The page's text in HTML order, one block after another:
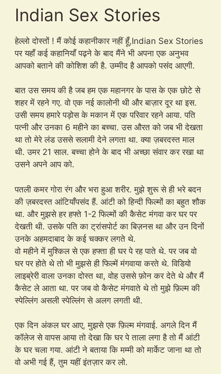
Indian Sex Stories
हेल्लो दोस्तों ! मैं कोई कहानीकार नहीं हूँ,Indian Sex Stories
पर यहाँ कई कहानियाँ पढ़ने के बाद मैंने भी अपना एक अनुभव
आपको बताने की कोशिश की है. उम्मीद है आपको पसंद आएगी.
बात उस समय की है जब हम एक महानगर के पास के एक छोटे से
शहर में रहने गए. वो एक नई कालोनी थी और बाज़ार दूर था इस.
उसी समय हमारे पड़ोस के मकान में एक परिवार रहने आया. पति
पत्नी और उनका 6 महीने का बच्चा. उस औरत को जब भी देखता
था तो मेरे लंड उससे सलामी देने लगता था. क्या ज़बरदस्त माल
थी. उमर 21 साल. बच्चा होने के बाद भी अच्छा संवार कर रखा था
उसने अपने आप को.
पतली कमर गोरा रंग और भरा हुआ शरीर. मुझे शुरू से ही भरे बदन
की ज़बरदस्त आंटियाँपसंद हैं. आंटी को हिन्दी फिल्मों का बहुत शौक
था. और मुझसे हर हफ्ते 1-2 फिल्मों की कैसेट मंगवा कर घर पर
देखती थी. उसके पति का ट्रांसपोर्ट का बिज़नस था और उन दिनों
उनके अहमदाबाद के कई चक्कर लगते थे.
वो महीने में मुश्किल से एक हफ्ता ही घर पे रह पाते थे. पर जब वो
घर पर होते थे तो भी मुझसे ही फिल्में मंगवाया करते थे. विडियो
लाइब्रेरी वाला उनका दोस्त था, वोह उससे फ़ोन कर देते थे और मैं
कैसेट ले आता था. पर जब वो कैसेट मंगवाते थे तो मुझे फ़िल्म की
स्पेल्लिंग असली स्पेल्लिंग से अलग लगती थी.
एक दिन अंकल घर आए, मुझसे एक फ़िल्म मंगवाई. अगले दिन मैं
कॉलेज से वापस आया तो देखा कि घर पे ताला लगा है तो मैं आंटी
के घर चला गया. आंटी ने बताया कि मम्मी को मार्केट जाना था तो
वो अभी गई हैं, तुम यहीं इंतज़ार कर लो.